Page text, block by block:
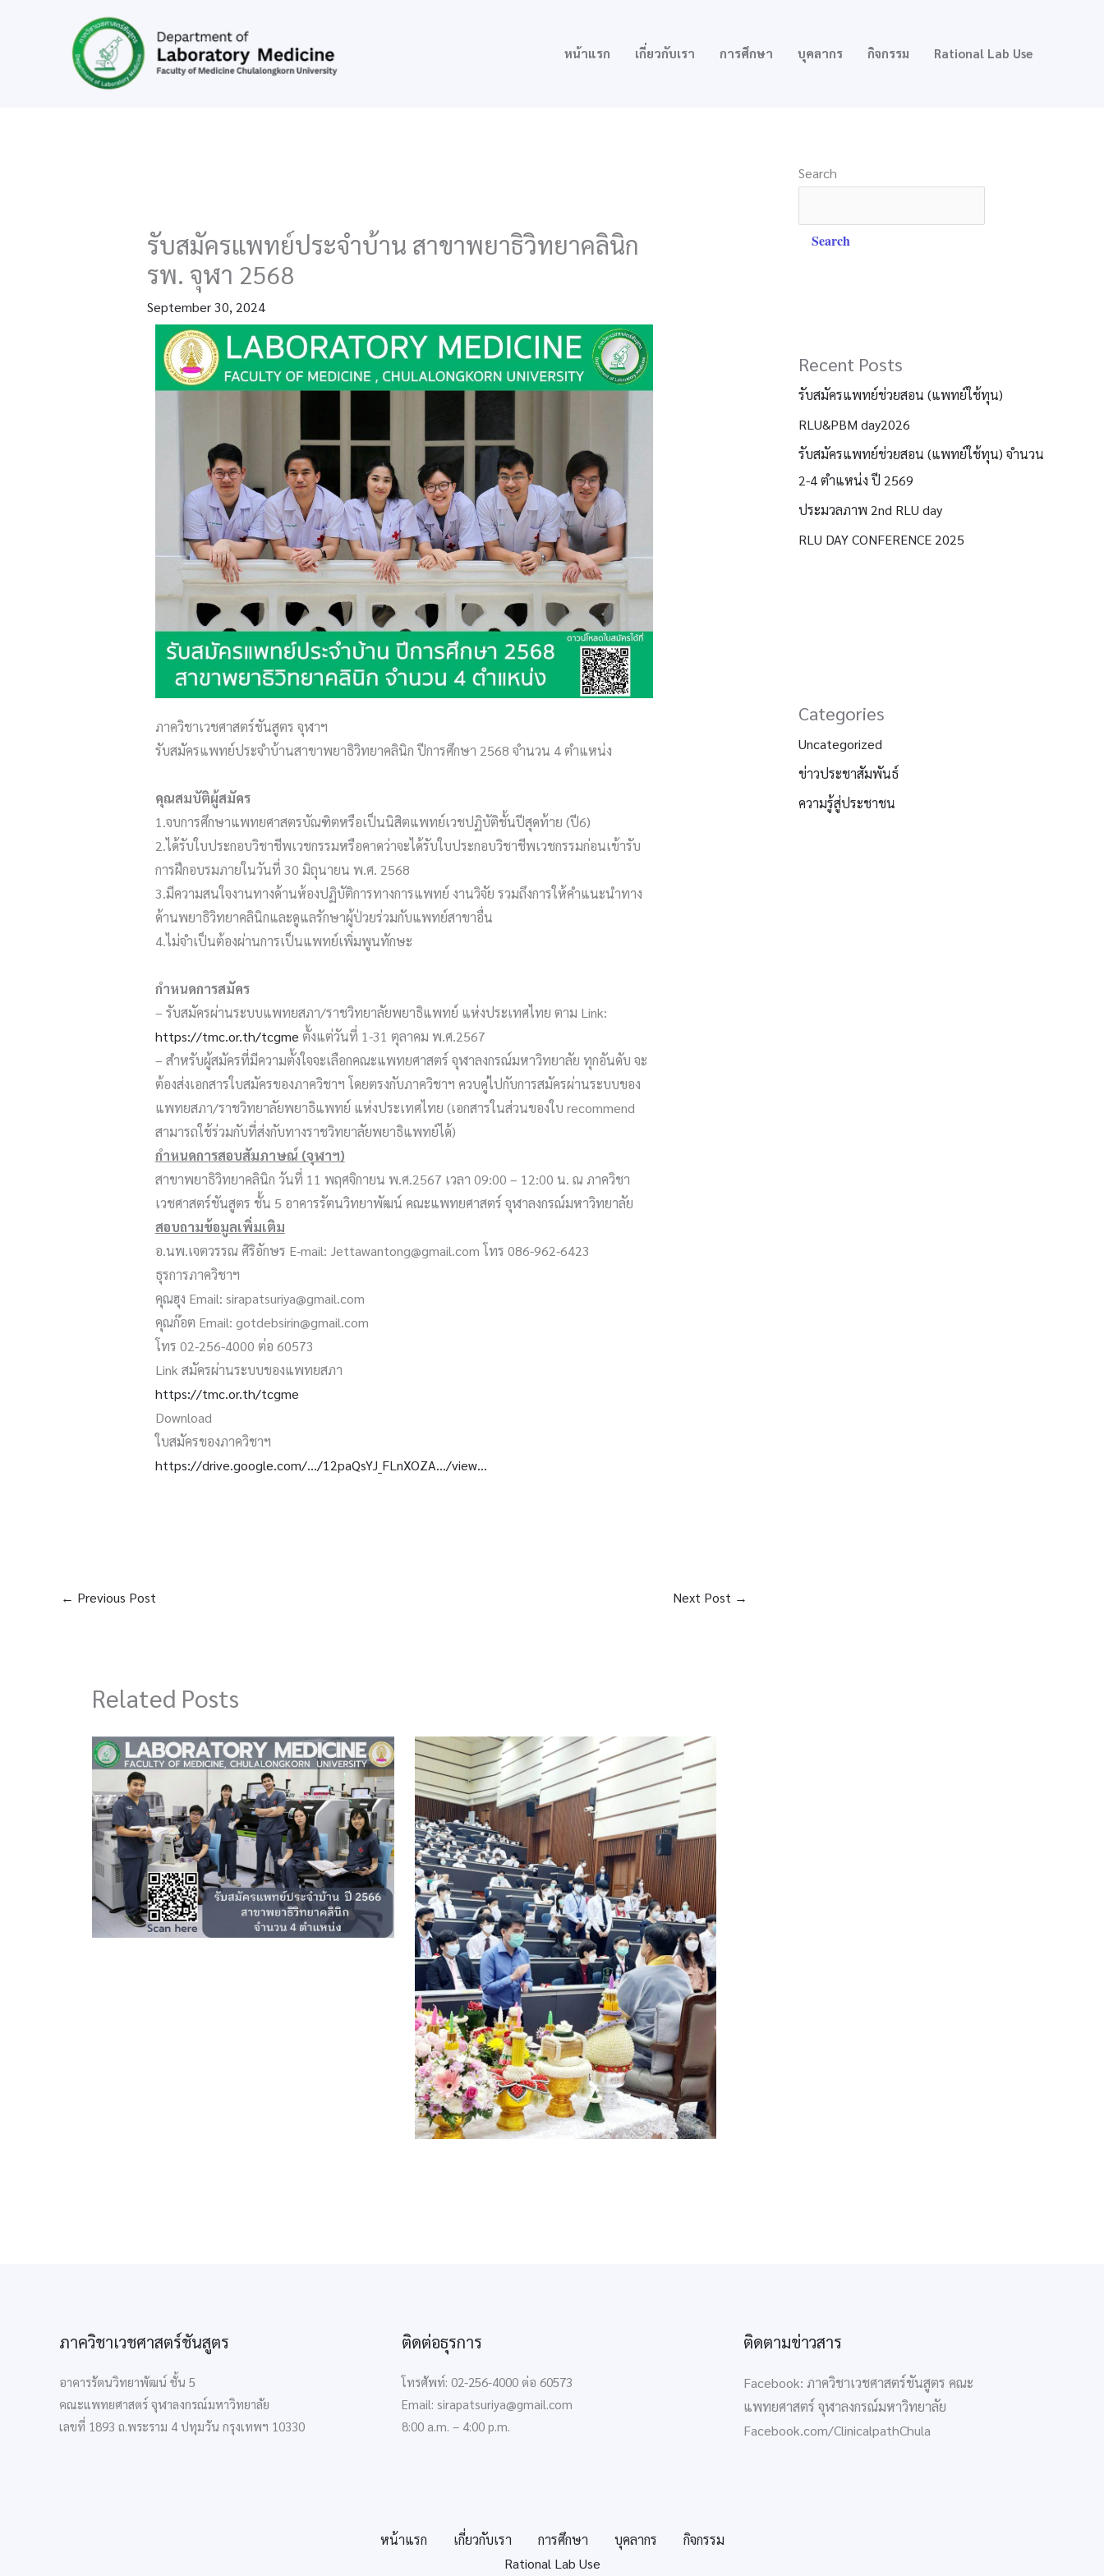
หน้าแรก เกี่ยวกับเรา การศึกษา บุคลากร กิจกรรม Rational Lab Use
รับสมัครแพทย์ประจำบ้าน สาขาพยาธิวิทยาคลินิก
รพ. จุฬา 2568
September 30, 2024
ภาควิชาเวชศาสตร์ชันสูตร​ จุฬาฯ
รับสมัครแพทย์ประจำบ้านสาขาพยาธิวิทยาคลินิก ปีการศึกษา​ 2568 จำนวน​ 4 ตำแหน่ง
คุณสมบัติผู้สมัคร
1.จบการศึกษาแพทยศาสตรบัณฑิตหรือเป็นนิสิตแพทย์เวชปฏิบัติชั้นปีสุดท้าย (ปี6)
2.ได้รับใบประกอบวิชาชีพเวชกรรมหรือคาดว่าจะได้รับใบประกอบวิชาชีพเวชกรรมก่อนเข้ารับ
การฝึกอบรมภายในวันที่ 30 มิถุนายน พ.ศ. 2568
3.มีความสนใจงานทางด้านห้องปฏิบัติการทางการแพทย์ งานวิจัย รวมถึงการให้คำแนะนำทาง
ด้านพยาธิวิทยาคลินิกและดูแลรักษาผู้ป่วยร่วมกับแพทย์สาขาอื่น
4.ไม่จำเป็นต้องผ่านการเป็นแพทย์เพิ่มพูนทักษะ
กำหนดการสมัคร
– รับสมัครผ่านระบบแพทยสภา/ราชวิทยาลัยพยาธิแพทย์ แห่งประเทศไทย ตาม Link:
https://tmc.or.th/tcgme ตั้งแต่วันที่ 1-31 ตุลาคม พ.ศ.2567
– สำหรับผู้สมัครที่มีความตั้งใจจะเลือกคณะแพทยศาสตร์ จุฬาลงกรณ์มหาวิทยาลัย ทุกอันดับ จะ
ต้องส่งเอกสารใบสมัครของภาควิชาฯ โดยตรงกับภาควิชาฯ ควบคู่ไปกับการสมัครผ่านระบบของ
แพทยสภา/ราชวิทยาลัยพยาธิแพทย์ แห่งประเทศไทย (เอกสารในส่วนของใบ recommend
สามารถใช้​ร่วมกับที่ส่งกับทางราชวิทยาลัยพยาธิแพทย์ได้)
กำหนดการสอบสัมภาษณ์ (จุฬาฯ)
สาขาพยาธิวิทยาคลินิก วันที่ 11 พฤศจิกายน พ.ศ.2567 เวลา 09:00 – 12:00 น. ณ ภาควิชา
เวชศาสตร์ชันสูตร ชั้น 5 อาคารรัตนวิทยาพัฒน์ คณะแพทยศาสตร์ จุฬาลงกรณ์มหาวิทยาลัย
สอบถามข้อมูลเพิ่มเติม
อ.นพ.เจตวรรณ ศิริอักษร E-mail: Jettawantong@gmail.com​ โทร​ 086-962-6423
ธุรการภาควิชาฯ
คุณฮุง Email: sirapatsuriya@gmail.com
คุณก๊อต Email: gotdebsirin@gmail.com
โทร 02-256-4000 ต่อ 60573
Link​ สมัครผ่านระบบของแพทยสภา
https://tmc.or.th/tcgme
Download
ใบสมัครของภาควิชาฯ
https://drive.google.com/…/12paQsYJ_FLnXOZA…/view…
← Previous Post Next Post →
Related Posts
Search
Search
Recent Posts
รับสมัครแพทย์ช่วยสอน (แพทย์ใช้ทุน)
RLU&PBM day2026
รับสมัครแพทย์ช่วยสอน (แพทย์ใช้ทุน) จำนวน
2-4 ตำแหน่ง ปี 2569
ประมวลภาพ 2nd RLU day
RLU DAY CONFERENCE 2025
Categories
Uncategorized
ข่าวประชาสัมพันธ์
ความรู้สู่ประชาชน
ภาควิชาเวชศาสตร์ชันสูตร
อาคารรัตนวิทยาพัฒน์ ชั้น 5
คณะแพทยศาสตร์ จุฬาลงกรณ์มหาวิทยาลัย
เลขที่ 1893 ถ.พระราม 4 ปทุมวัน กรุงเทพฯ 10330
ติดต่อธุรการ
โทรศัพท์: 02-256-4000 ต่อ 60573
Email: sirapatsuriya@gmail.com
8:00 a.m. – 4:00 p.m.
ติดตามข่าวสาร
Facebook: ภาควิชาเวชศาสตร์ชันสูตร คณะ
แพทยศาสตร์ จุฬาลงกรณ์มหาวิทยาลัย
Facebook.com/ClinicalpathChula
หน้าแรก เกี่ยวกับเรา การศึกษา บุคลากร
กิจกรรม
Rational Lab Use